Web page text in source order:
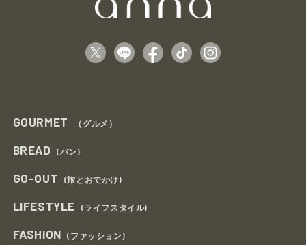
GOURMET （グルメ）
BREAD (パン)
GO-OUT (旅とおでかけ)
LIFESTYLE (ライフスタイル)
FASHION (ファッション)